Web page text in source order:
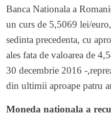
Banca Nationala a
un curs de 5,5069 lei/
sedinta precedenta, cu
ales fata de valoarea de
30 decembrie 2016 -
din ultimii aproape patru
Moneda nationala a